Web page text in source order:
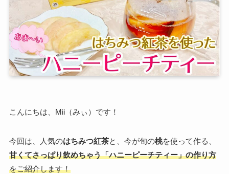
こんにちは、Mii（みぃ）です！
今回は、人気のはちみつ紅茶と、今が旬の桃を使って作る、
甘くてさっぱり飲めちゃう「ハニーピーチティー」の作り方
をご紹介します！